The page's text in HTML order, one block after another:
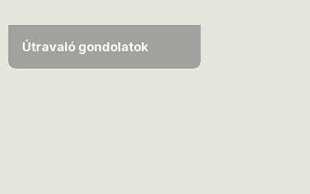
Útravaló gondolatok